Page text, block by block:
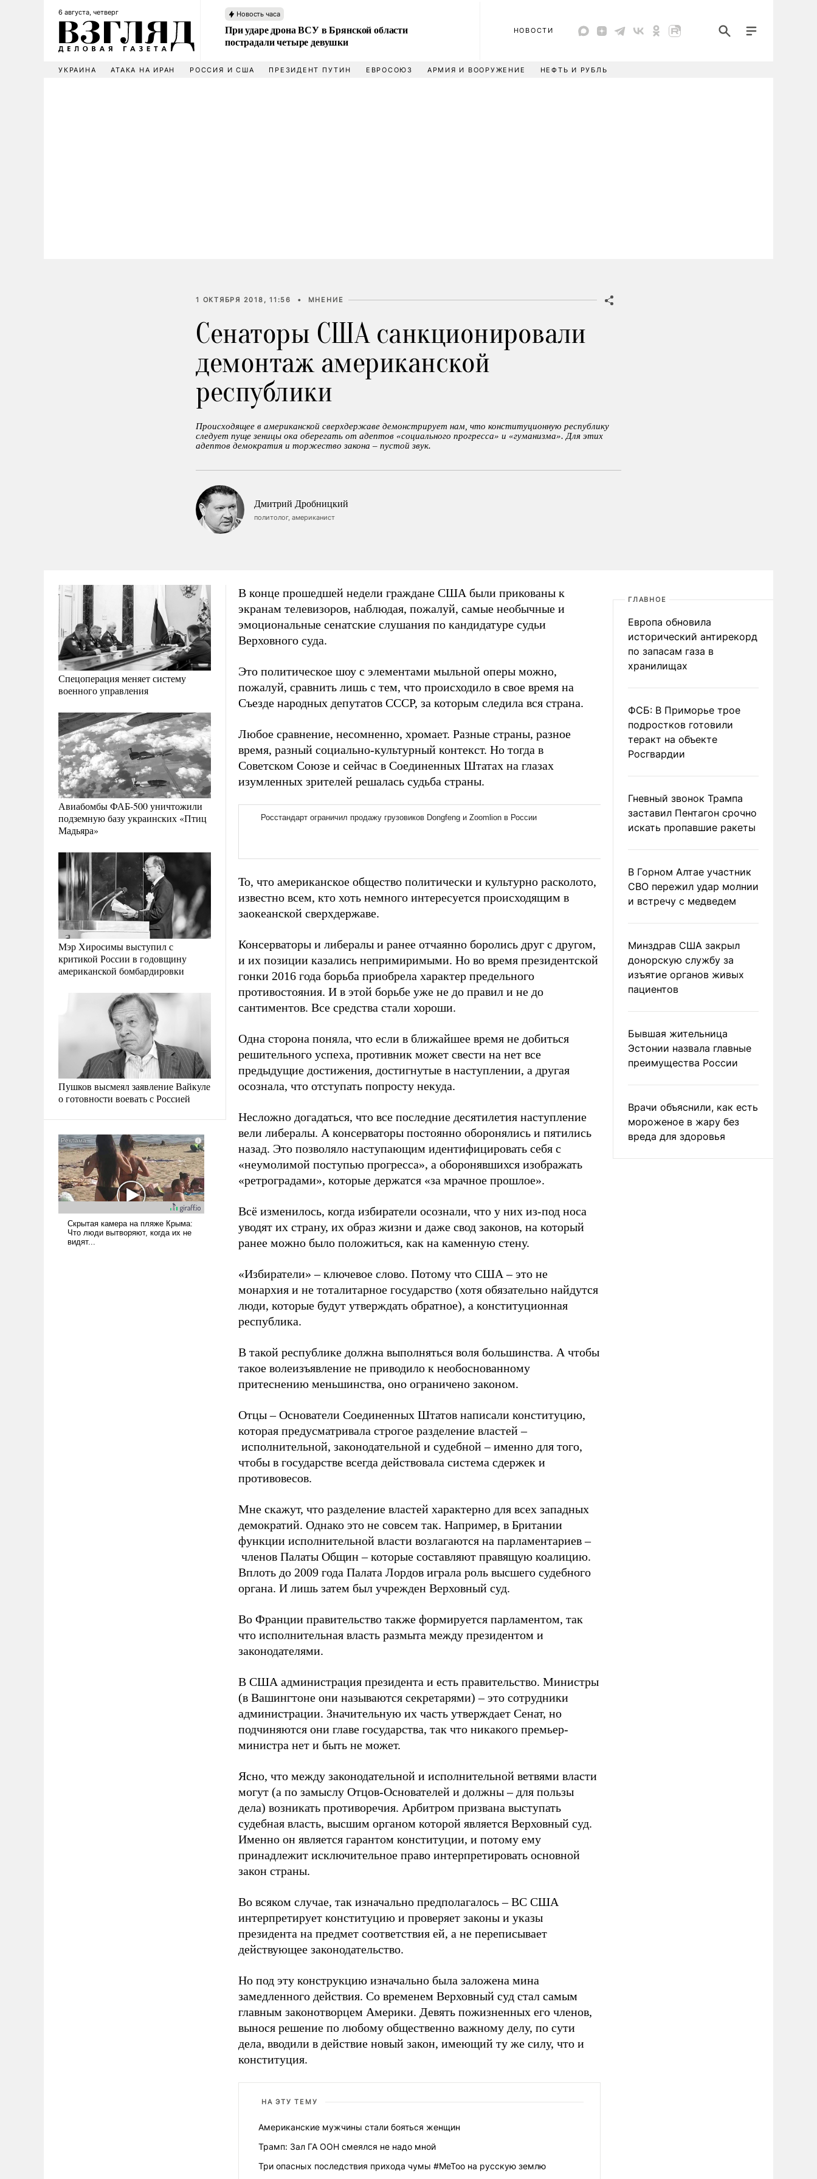
6 августа, четверг Новость часа
При ударе дрона ВСУ в Брянской области
пострадали четыре девушки
НОВОСТИ
УКРАИНА АТАКА НА ИРАН РОССИЯ И США ПРЕЗИДЕНТ ПУТИН ЕВРОСОЮЗ АРМИЯ И ВООРУЖЕНИЕ НЕФТЬ И РУБЛЬ
1 ОКТЯБРЯ 2018, 11:56 • МНЕНИЕ
Сенаторы США санкционировали
демонтаж американской
республики
Происходящее в американской сверхдержаве демонстрирует нам, что конституционную республику
следует пуще зеницы ока оберегать от адептов «социального прогресса» и «гуманизма». Для этих
адептов демократия и торжество закона – пустой звук.
Дмитрий Дробницкий
политолог, американист
Спецоперация меняет систему
военного управления
Авиабомбы ФАБ-500 уничтожили
подземную базу украинских «Птиц
Мадьяра»
Мэр Хиросимы выступил с
критикой России в годовщину
американской бомбардировки
Пушков высмеял заявление Вайкуле
о готовности воевать с Россией
В конце прошедшей недели граждане США были прикованы к
экранам телевизоров, наблюдая, пожалуй, самые необычные и
эмоциональные сенатские слушания по кандидатуре судьи
Верховного суда.
Это политическое шоу с элементами мыльной оперы можно,
пожалуй, сравнить лишь с тем, что происходило в свое время на
Съезде народных депутатов СССР, за которым следила вся страна.
Любое сравнение, несомненно, хромает. Разные страны, разное
время, разный социально-культурный контекст. Но тогда в
Советском Союзе и сейчас в Соединенных Штатах на глазах
изумленных зрителей решалась судьба страны.
То, что американское общество политически и культурно расколото,
известно всем, кто хоть немного интересуется происходящим в
заокеанской сверхдержаве.
Консерваторы и либералы и ранее отчаянно боролись друг с другом,
и их позиции казались непримиримыми. Но во время президентской
гонки 2016 года борьба приобрела характер предельного
противостояния. И в этой борьбе уже не до правил и не до
сантиментов. Все средства стали хороши.
Одна сторона поняла, что если в ближайшее время не добиться
решительного успеха, противник может свести на нет все
предыдущие достижения, достигнутые в наступлении, а другая
осознала, что отступать попросту некуда.
Несложно догадаться, что все последние десятилетия наступление
вели либералы. А консерваторы постоянно оборонялись и пятились
назад. Это позволяло наступающим идентифицировать себя с
«неумолимой поступью прогресса», а оборонявшихся изображать
«ретроградами», которые держатся «за мрачное прошлое».
Всё изменилось, когда избиратели осознали, что у них из-под носа
уводят их страну, их образ жизни и даже свод законов, на который
ранее можно было положиться, как на каменную стену.
«Избиратели» – ключевое слово. Потому что США – это не
монархия и не тоталитарное государство (хотя обязательно найдутся
люди, которые будут утверждать обратное), а конституционная
республика.
В такой республике должна выполняться воля большинства. А чтобы
такое волеизъявление не приводило к необоснованному
притеснению меньшинства, оно ограничено законом.
Отцы – Основатели Соединенных Штатов написали конституцию,
которая предусматривала строгое разделение властей –
исполнительной, законодательной и судебной – именно для того,
чтобы в государстве всегда действовала система сдержек и
противовесов.
Мне скажут, что разделение властей характерно для всех западных
демократий. Однако это не совсем так. Например, в Британии
функции исполнительной власти возлагаются на парламентариев –
членов Палаты Общин – которые составляют правящую коалицию.
Вплоть до 2009 года Палата Лордов играла роль высшего судебного
органа. И лишь затем был учрежден Верховный суд.
Во Франции правительство также формируется парламентом, так
что исполнительная власть размыта между президентом и
законодателями.
В США администрация президента и есть правительство. Министры
(в Вашингтоне они называются секретарями) – это сотрудники
администрации. Значительную их часть утверждает Сенат, но
подчиняются они главе государства, так что никакого премьер-
министра нет и быть не может.
Ясно, что между законодательной и исполнительной ветвями власти
могут (а по замыслу Отцов-Основателей и должны – для пользы
дела) возникать противоречия. Арбитром призвана выступать
судебная власть, высшим органом которой является Верховный суд.
Именно он является гарантом конституции, и потому ему
принадлежит исключительное право интерпретировать основной
закон страны.
Во всяком случае, так изначально предполагалось – ВС США
интерпретирует конституцию и проверяет законы и указы
президента на предмет соответствия ей, а не переписывает
действующее законодательство.
Но под эту конструкцию изначально была заложена мина
замедленного действия. Со временем Верховный суд стал самым
главным законотворцем Америки. Девять пожизненных его членов,
вынося решение по любому общественно важному делу, по сути
дела, вводили в действие новый закон, имеющий ту же силу, что и
конституция.
НА ЭТУ ТЕМУ
Американские мужчины стали бояться женщин
Трамп: Зал ГА ООН смеялся не надо мной
Три опасных последствия прихода чумы #MeToo на русскую землю
ГЛАВНОЕ
Европа обновила
исторический антирекорд
по запасам газа в
хранилищах
ФСБ: В Приморье трое
подростков готовили
теракт на объекте
Росгвардии
Гневный звонок Трампа
заставил Пентагон срочно
искать пропавшие ракеты
В Горном Алтае участник
СВО пережил удар молнии
и встречу с медведем
Минздрав США закрыл
донорскую службу за
изъятие органов живых
пациентов
Бывшая жительница
Эстонии назвала главные
преимущества России
Врачи объяснили, как есть
мороженое в жару без
вреда для здоровья